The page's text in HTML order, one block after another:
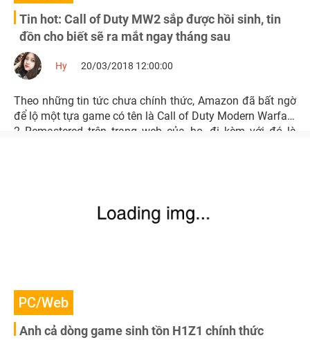
Tin hot: Call of Duty MW2 sắp được hồi sinh, tin
đồn cho biết sẽ ra mắt ngay tháng sau
Hy 20/03/2018 12:00:00
Theo những tin tức chưa chính thức, Amazon đã bất ngờ
để lộ một tựa game có tên là Call of Duty Modern Warfare
2 Remastered trên trang web của họ, đi kèm với đó là
PC/Web
Anh cả dòng game sinh tồn H1Z1 chính thức